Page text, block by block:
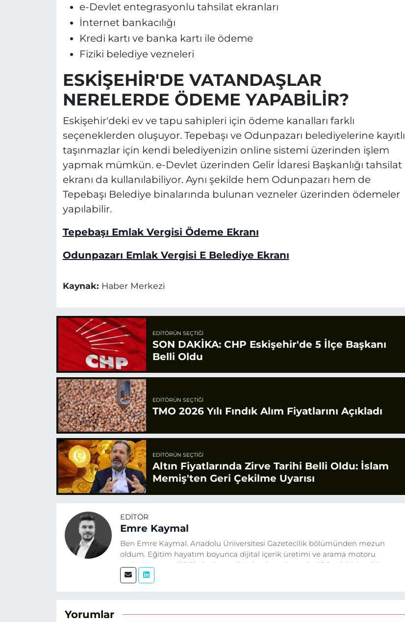
e-Devlet entegrasyonlu tahsilat ekranları
İnternet bankacılığı
Kredi kartı ve banka kartı ile ödeme
Fiziki belediye vezneleri
ESKİŞEHİR'DE VATANDAŞLAR
NERELERDE ÖDEME YAPABİLİR?
Eskişehir'deki ev ve tapu sahipleri için ödeme kanalları farklı
seçeneklerden oluşuyor. Tepebaşı ve Odunpazarı belediyelerine kayıtlı
taşınmazlar için kendi belediyenizin online sistemi üzerinden işlem
yapmak mümkün. e-Devlet üzerinden Gelir İdaresi Başkanlığı tahsilat
ekranı da kullanılabiliyor. Aynı şekilde hem Odunpazarı hem de
Tepebaşı Belediye binalarında bulunan vezneler üzerinden ödemeler
yapılabilir.
Tepebaşı Emlak Vergisi Ödeme Ekranı
Odunpazarı Emlak Vergisi E Belediye Ekranı
Kaynak: Haber Merkezi
EDITÖRÜN SEÇTIĞI
SON DAKİKA: CHP Eskişehir'de 5 İlçe Başkanı
Belli Oldu
EDITÖRÜN SEÇTIĞI
TMO 2026 Yılı Fındık Alım Fiyatlarını Açıkladı
EDITÖRÜN SEÇTIĞI
Altın Fiyatlarında Zirve Tarihi Belli Oldu: İslam
Memiş'ten Geri Çekilme Uyarısı
EDITÖR
Emre Kaymal
Ben Emre Kaymal. Anadolu Üniversitesi Gazetecilik bölümünden mezun
oldum. Eğitim hayatım boyunca dijital içerik üretimi ve arama motoru
optimizasyonu (SEO) alanlarına ilgi duydum. Şu anda SEO odaklı içerikler
üretiyorum. Haberlerimde güncel verileri ve okuyucu odaklı yaklaşımı temel
Yorumlar